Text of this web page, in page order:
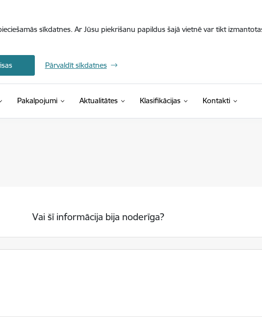
sīkdatnes. Ar Jūsu piekrišanu papildus šajā vietnē var tikt
Pārvaldīt sīkdatnes
Pakalpojumi Aktualitātes Klasifikācijas(Ārējā saite)
Kontakti
Vai šī informācija bija noderīga?